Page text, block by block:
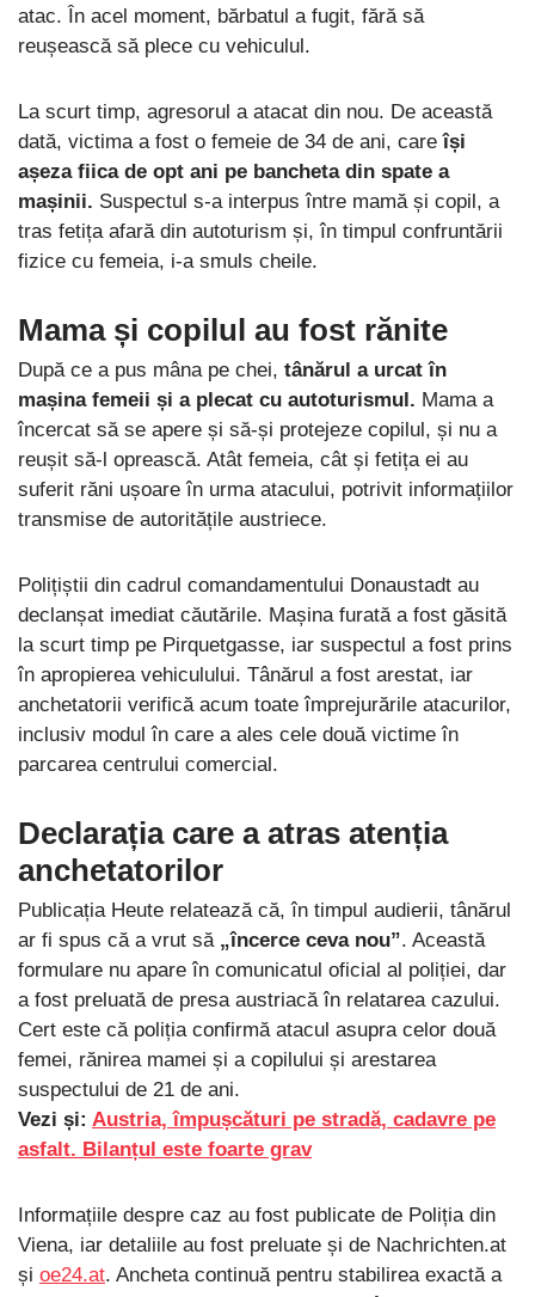
atac. În acel moment, bărbatul a fugit, fără să
reușească să plece cu vehiculul.
La scurt timp, agresorul a atacat din nou. De această
dată, victima a fost o femeie de 34 de ani, careîși
așeza fiica de opt ani pe bancheta din spate a
mașinii. Suspectul s-a interpus între mamă și copil, a
tras fetița afară din autoturism și, în timpul confruntării
fizice cu femeia, i-a smuls cheile.
Mama și copilul au fost rănite
După ce a pus mâna pe chei, tânărul a urcat în
mașina femeii și a plecat cu autoturismul. Mama a
încercat să se apere și să-și protejeze copilul, și nu a
reușit să-l oprească. Atât femeia, cât și fetița ei au
suferit răni ușoare în urma atacului, potrivit informațiilor
transmise de autoritățile austriece.
Polițiștii din cadrul comandamentului Donaustadt au
declanșat imediat căutările. Mașina furată a fost găsită
la scurt timp pe Pirquetgasse, iar suspectul a fost prins
în apropierea vehiculului. Tânărul a fost arestat, iar
anchetatorii verifică acum toate împrejurările atacurilor,
inclusiv modul în care a ales cele două victime în
parcarea centrului comercial.
Declarația care a atras atenția
anchetatorilor
Publicația Heute relatează că, în timpul audierii, tânărul
ar fi spus că a vrut să „încerce ceva nou”. Această
formulare nu apare în comunicatul oficial al poliției, dar
a fost preluată de presa austriacă în relatarea cazului.
Cert este că poliția confirmă atacul asupra celor două
femei, rănirea mamei și a copilului și arestarea
suspectului de 21 de ani.
Vezi și: Austria, împușcături pe stradă, cadavre pe
asfalt. Bilanțul este foarte grav
Informațiile despre caz au fost publicate de Poliția din
Viena, iar detaliile au fost preluate și de Nachrichten.at
și oe24.at. Ancheta continuă pentru stabilirea exactă a